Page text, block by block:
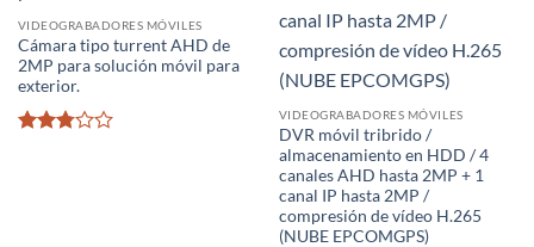
deseos
VIDEOGRABADORES MÓVILES
Cámara tipo turrent AHD de
2MP para solución móvil para
exterior.
VIDEOGRABADORES MÓVILES
DVR móvil tribrido /
almacenamiento en HDD / 4
canales AHD hasta 2MP + 1
canal IP hasta 2MP /
compresión de vídeo H.265
(NUBE EPCOMGPS)